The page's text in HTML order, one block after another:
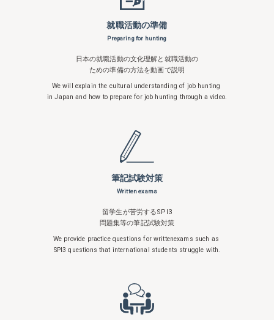
就職活動の準備
Preparing for hunting
日本の就職活動の文化理解と就職活動の
ための準備の方法を動画で説明
We will explain the cultural understandingof job hunting
in Japan and how to prepare for job hunting through a video.
筆記試験対策
Written exams
留学生が苦労するSPI3
問題集等の筆記試験対策
We provide practice questions for writtenexams such as
SPI3 questions that international students struggle with.